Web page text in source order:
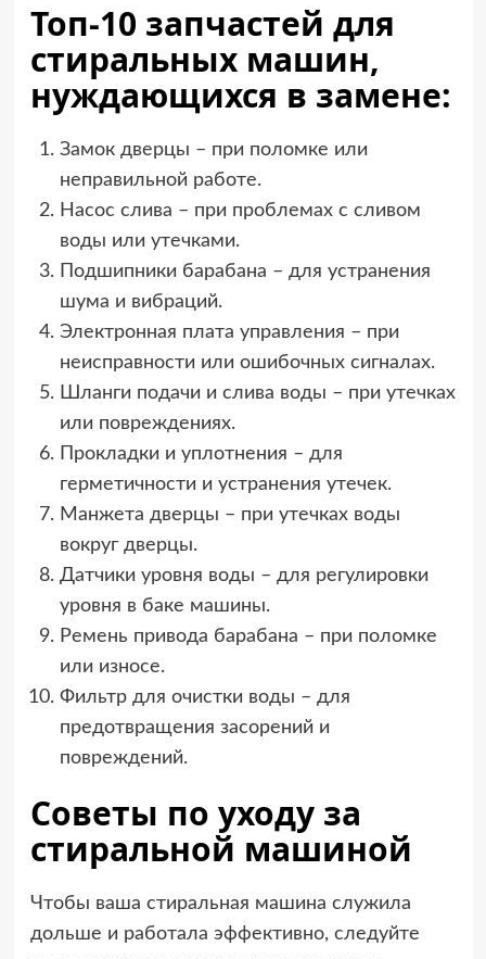
Топ-10 запчастей для
стиральных машин,
нуждающихся в замене:
Замок дверцы – при поломке или
неправильной работе.
Насос слива – при проблемах с сливом
воды или утечками.
Подшипники барабана – для устранения
шума и вибраций.
Электронная плата управления – при
неисправности или ошибочных сигналах.
Шланги подачи и слива воды – при утечках
или повреждениях.
Прокладки и уплотнения – для
герметичности и устранения утечек.
Манжета дверцы – при утечках воды
вокруг дверцы.
Датчики уровня воды – для регулировки
уровня в баке машины.
Ремень привода барабана – при поломке
или износе.
Фильтр для очистки воды – для
предотвращения засорений и
повреждений.
Советы по уходу за
стиральной машиной
Чтобы ваша стиральная машина служила
дольше и работала эффективно, следуйте